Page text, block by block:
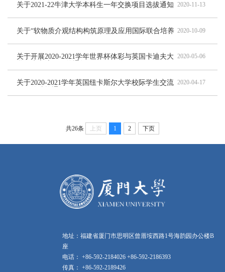
关于2021-22牛津大学本科生一年交换项目选拔通知 2020-11-13
关于“软物质介观结构构筑原理及应用国际联合培养 2020-10-09
关于开展2020-2021学年世界杯体彩与英国卡迪夫大 2020-05-06
关于2020-2021学年英国纽卡斯尔大学校际学生交流 2020-04-17
共26条 上页 1 2 下页
地址：福建省厦门市思明区曾厝垵西路1号海韵园办公楼B
座
电话： +86-592-2184026 +86-592-2186393
传真： +86-592-2189426